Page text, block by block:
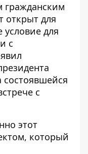
гражданским
открыт для
условие для
с
с
этот
который